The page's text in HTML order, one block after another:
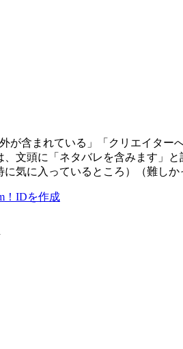
が含まれている」「クリエイター
文頭に「ネタバレを含みます」と
気に入っているところ）（難しか
！IDを作成